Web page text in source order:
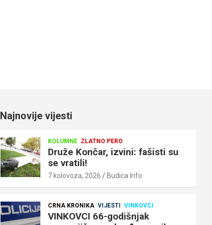
Najnovije vijesti
KOLUMNE ZLATNO PERO
Druže Končar, izvini: fašisti su
se vratili!
7 kolovoza, 2026 Budica Info
CRNA KRONIKA VIJESTI VINKOVCI
VINKOVCI 66-godišnjak